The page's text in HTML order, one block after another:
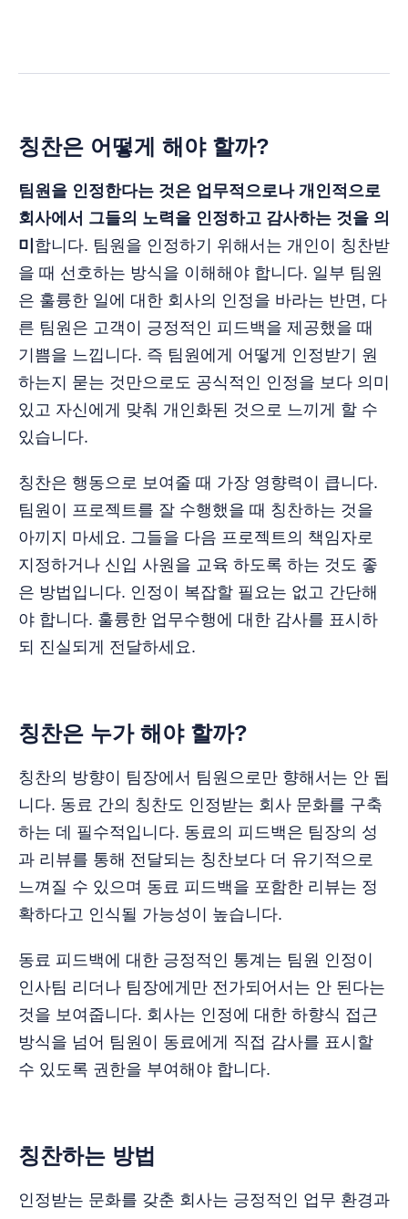
칭찬은 어떻게 해야 할까?
팀원을 인정한다는 것은 업무적으로나 개인적으로
회사에서 그들의 노력을 인정하고 감사하는 것을 의
미 합니다. 팀원을 인정하기 위해서는 개인이 칭찬받
을 때 선호하는 방식을 이해해야 합니다. 일부 팀원
은 훌륭한 일에 대한 회사의 인정을 바라는 반면, 다
른 팀원은 고객이 긍정적인 피드백을 제공했을 때
기쁨을 느낍니다. 즉 팀원에게 어떻게 인정받기 원
하는지 묻는 것만으로도 공식적인 인정을 보다 의미
있고 자신에게 맞춰 개인화된 것으로 느끼게 할 수
있습니다.
칭찬은 행동으로 보여줄 때 가장 영향력이 큽니다.
팀원이 프로젝트를 잘 수행했을 때 칭찬하는 것을
아끼지 마세요. 그들을 다음 프로젝트의 책임자로
지정하거나 신입 사원을 교육 하도록 하는 것도 좋
은 방법입니다. 인정이 복잡할 필요는 없고 간단해
야 합니다. 훌륭한 업무수행에 대한 감사를 표시하
되 진실되게 전달하세요.
칭찬은 누가 해야 할까?
칭찬의 방향이 팀장에서 팀원으로만 향해서는 안 됩
니다. 동료 간의 칭찬도 인정받는 회사 문화를 구축
하는 데 필수적입니다. 동료의 피드백은 팀장의 성
과 리뷰를 통해 전달되는 칭찬보다 더 유기적으로
느껴질 수 있으며 동료 피드백을 포함한 리뷰는 정
확하다고 인식될 가능성이 높습니다.
동료 피드백에 대한 긍정적인 통계는 팀원 인정이
인사팀 리더나 팀장에게만 전가되어서는 안 된다는
것을 보여줍니다. 회사는 인정에 대한 하향식 접근
방식을 넘어 팀원이 동료에게 직접 감사를 표시할
수 있도록 권한을 부여해야 합니다.
칭찬하는 방법
인정받는 문화를 갖춘 회사는 긍정적인 업무 환경과